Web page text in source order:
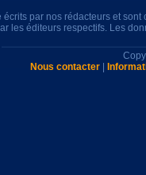
écrits par nos rédacteurs et
les éditeurs respectifs. Les
Nous contacter|